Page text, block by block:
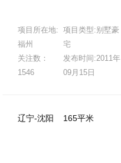
项目所在地:
福州
关注数：
1546
项目类型:别墅豪
宅
发布时间:2011年
09月15日
辽宁-沈阳 165平米